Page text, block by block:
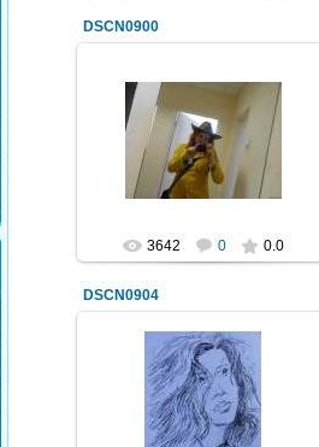
DSCN0900
19.05.2013
Синяя_ворона_
3642 0 0.0
DSCN0904
19.05.2013
Ивкин Сергей
Синяя_ворона_